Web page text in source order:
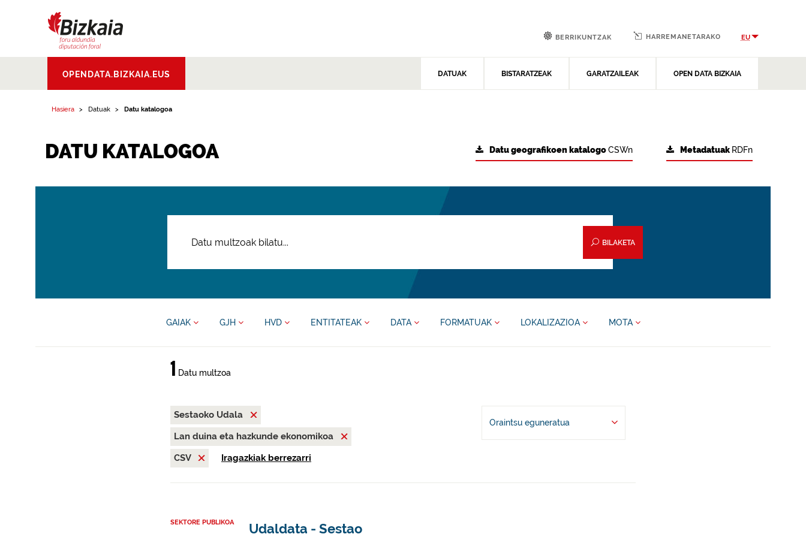
Aldundia.Diputacion
Foral de Bizkaia
OPENDATA.BIZKAIA.EUS DATUAK BISTARATZEAK GARATZAILEAK OPEN DATA BIZKAIA
BERRIKUNTZAK HARREMANETARAKO EU
Hasiera Datuak Datu katalogoa
DATU KATALOGOA Metadatuak RDFn
Datu geografikoen katalogoCSWn
BILAKETA
GAIAK GJH HVD ENTITATEAK DATA FORMATUAK LOKALIZAZIOA MOTA
1 Datu multzoa
Sestaoko Udala
Lan duina eta hazkunde ekonomikoa
CSV
Iragazkiak berrezarri
Oraintsu eguneratua
SEKTORE PUBLIKOA Udaldata - Sestao